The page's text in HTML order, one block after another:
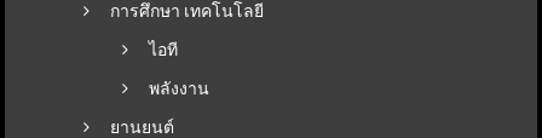
การศึกษา เทคโนโลยี
ไอที
พลังงาน
ยานยนต์